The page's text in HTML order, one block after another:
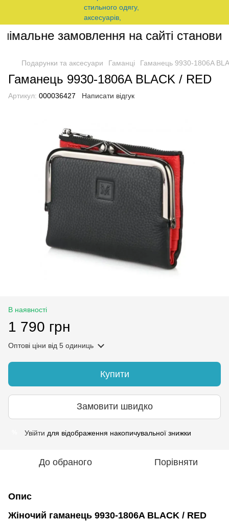
замовлення на сайті
Подарунки та аксесуари Гаманці Гаманець 9930-1806A
Гаманець 9930-1806A BLACK / RED
Артикул: 000036427 Написати відгук
В наявності
1 790 грн
Оптові ціни від 5 одиниць
Купити
Замовити швидко
Увійти для відображення накопичувальної знижки
До обраного Порівняти
Опис
Жіночий гаманець 9930-1806A BLACK / RED